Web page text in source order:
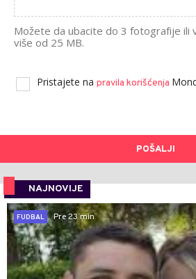
Možete da ubacite do 3 fotografije ili
više od 25 MB.
Pristajete na pravila korišćenja
POŠALJI
NAJNOVIJE
FUDBAL
Pre 23 min